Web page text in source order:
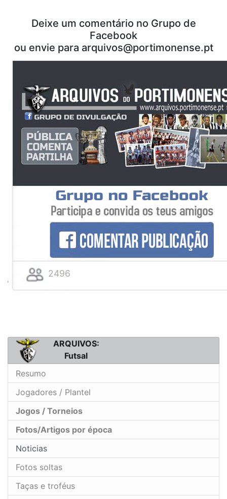
Deixe um comentário no Grupo de
Facebook
ou envie para arquivos@portimonense.pt
2496
ARQUIVOS:
Futsal
Resumo
Jogadores / Plantel
Jogos / Torneios
Fotos/Artigos por época
Noticias
Fotos soltas
Taças e troféus